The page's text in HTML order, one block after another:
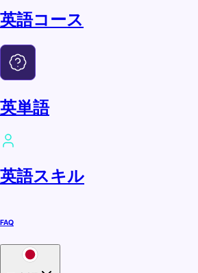
英語コース
英単語
英語スキル
FAQ